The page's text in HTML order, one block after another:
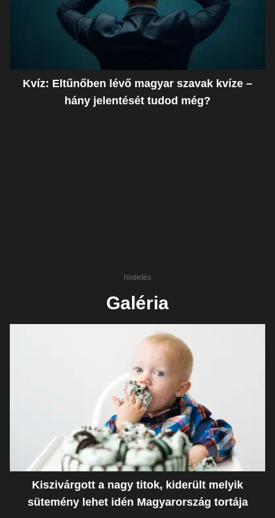
Kvíz: Eltűnőben lévő magyar szavak kvíze –
hány jelentését tudod még?
hirdetés
Galéria
Kiszivárgott a nagy titok, kiderült melyik
sütemény lehet idén Magyarország tortája